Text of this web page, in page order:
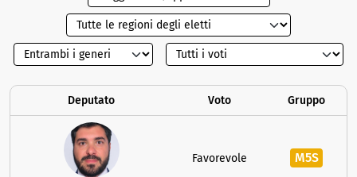
Deputato Voto Gruppo
Favorevole M5S